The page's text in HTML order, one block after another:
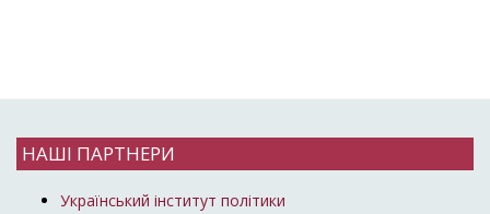
НАШІ ПАРТНЕРИ
Український інститут політики